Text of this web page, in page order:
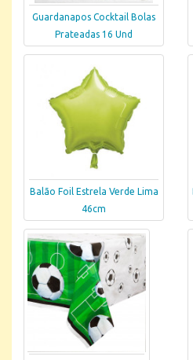
Guardanapos Cocktail Bolas
Prateadas 16 Und
Balão Foil Estrela Verde Lima
46cm